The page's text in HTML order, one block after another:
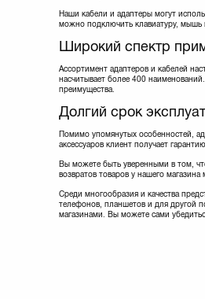
Lapara(5)
Manhattan(9)
Maxxtro (3)
Mobiking(4)
Nomi(20)
Optima
(1)
PATRON
(35)
REAL-EL(9)
Remax
(5)
Наши кабели и адаптеры могут
можно подключить клавиатуру, мышь
Широкий спектр
Ассортимент адаптеров и кабелей
насчитывает более 400
преимущества.
Долгий срок
Помимо упомянутых особенностей,
аксессуаров клиент получает
Вы можете быть уверенными в том,
возвратов товаров у нашего магазина
Среди многообразия и качества
телефонов, планшетов и для другой
магазинами. Вы можете сами